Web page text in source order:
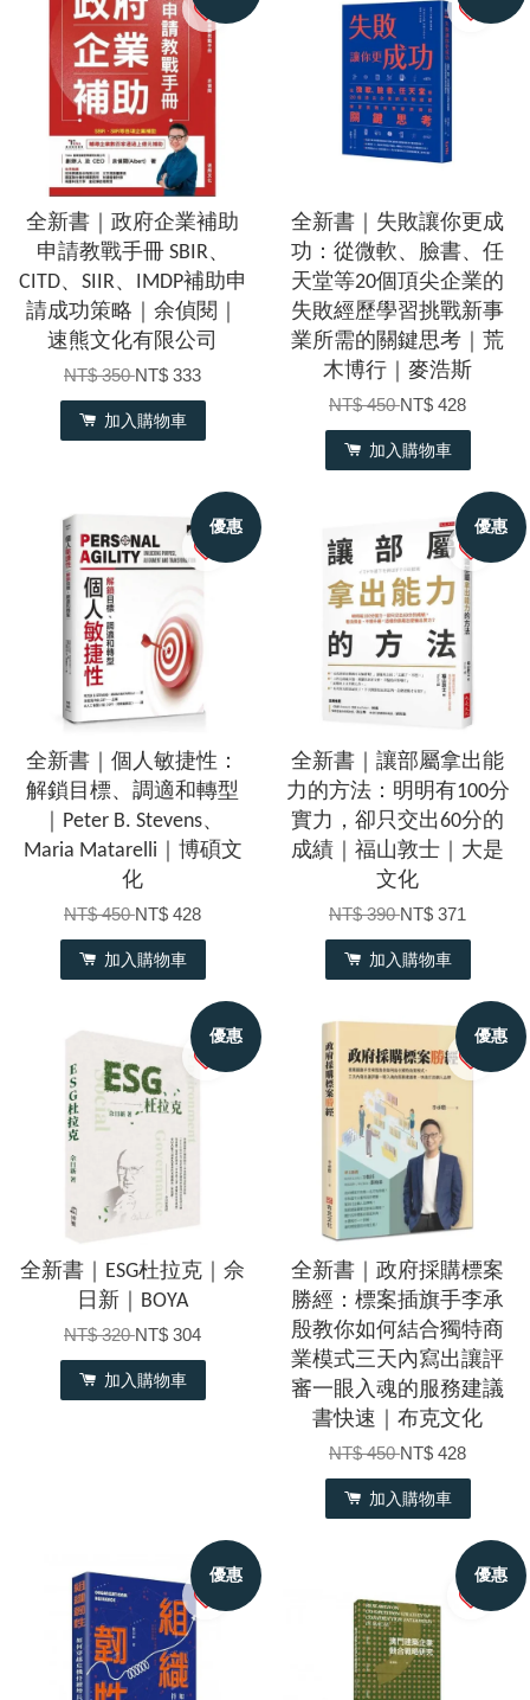
全新書｜政府企業補助
申請教戰手冊 SBIR、
CITD、SIIR、IMDP補助申
請成功策略｜余偵閱｜
速熊文化有限公司
NT$ 350NT$ 333
加入購物車
全新書｜失敗讓你更成
功：從微軟、臉書、任
天堂等20個頂尖企業的
失敗經歷學習挑戰新事
業所需的關鍵思考｜荒
木博行｜麥浩斯
NT$ 450NT$ 428
加入購物車
優惠
全新書｜個人敏捷性：
解鎖目標、調適和轉型
｜Peter B. Stevens、
Maria Matarelli｜博碩文
化
NT$ 450NT$ 428
加入購物車
優惠
全新書｜讓部屬拿出能
力的方法：明明有100分
實力，卻只交出60分的
成績｜福山敦士｜大是
文化
NT$ 390NT$ 371
加入購物車
優惠
全新書｜ESG杜拉克｜佘
日新｜BOYA
NT$ 320NT$ 304
加入購物車
優惠
全新書｜政府採購標案
勝經：標案插旗手李承
殷教你如何結合獨特商
業模式三天內寫出讓評
審一眼入魂的服務建議
書快速｜布克文化
NT$ 450NT$ 428
加入購物車
優惠 優惠